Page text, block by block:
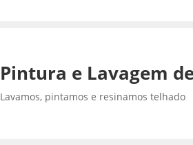
Pintura e Lavagem
Lavamos, pintamos e resinamos telhado